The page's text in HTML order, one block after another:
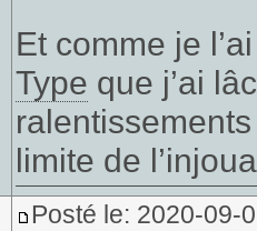
Et comme je
Type que j’ai
limite de
Posté le: 2020-09-